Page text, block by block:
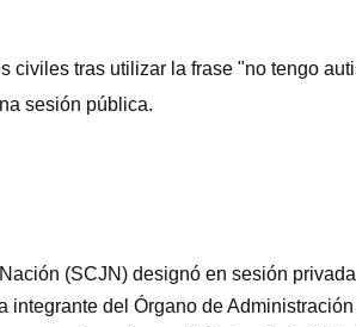
civiles tras utilizar la frase "no tengo
sesión pública.
(SCJN) designó en sesión
integrante del Órgano de